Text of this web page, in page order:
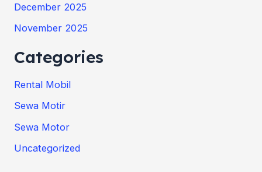
December 2025
November 2025
Categories
Rental Mobil
Sewa Motir
Sewa Motor
Uncategorized